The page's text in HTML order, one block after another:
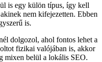
is egy külön típus, így kell
nem kifejezetten. Ebben
is.
dolgozol, ahol fontos lehet a
fizikai valójában is, akkor
mixen belül a lokális SEO.